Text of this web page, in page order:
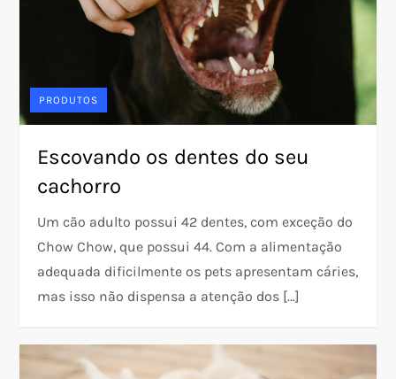
PRODUTOS
Escovando os dentes do seu
cachorro
Um cão adulto possui 42 dentes, com exceção do
Chow Chow, que possui 44. Com a alimentação
adequada dificilmente os pets apresentam cáries,
mas isso não dispensa a atenção dos […]